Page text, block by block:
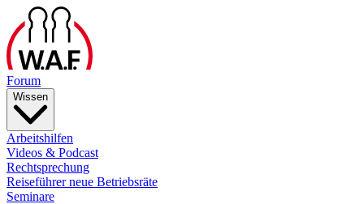
Forum
Wissen
Arbeitshilfen
Videos & Podcast
Rechtsprechung
Reiseführer neue Betriebsräte
Seminare